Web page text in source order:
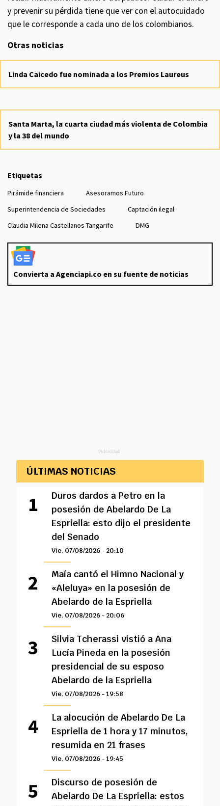
y prevenir su pérdida tiene que ver con el autocuidado
que le corresponde a cada uno de los colombianos.
Otras noticias
Linda Caicedo fue nominada a los Premios Laureus
Santa Marta, la cuarta ciudad más violenta de Colombia
y la 38 del mundo
Etiquetas
Pirámide financiera
Asesoramos Futuro
Superintendencia de Sociedades
Captación ilegal
Claudia Milena Castellanos Tangarife
DMG
Convierta a Agenciapi.co en su fuente de noticias
Publicidad
ÚLTIMAS NOTICIAS
Duros dardos a Petro en la
posesión de Abelardo De La
Espriella: esto dijo el presidente
del Senado
Vie, 07/08/2026 - 20:10
Maía cantó el Himno Nacional y
«Aleluya» en la posesión de
Abelardo de la Espriella
Vie, 07/08/2026 - 20:06
Silvia Tcherassi vistió a Ana
Lucía Pineda en la posesión
presidencial de su esposo
Abelardo de la Espriella
Vie, 07/08/2026 - 19:58
La alocución de Abelardo De La
Espriella de 1 hora y 17 minutos,
resumida en 21 frases
Vie, 07/08/2026 - 19:45
Discurso de posesión de
Abelardo De La Espriella: estos